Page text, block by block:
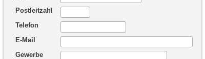
Postleitzahl
Telefon
E-Mail
Gewerbe